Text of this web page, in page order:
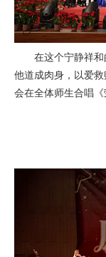
在这个宁静祥
他道成肉身，以爱
会在全体师生合唱《